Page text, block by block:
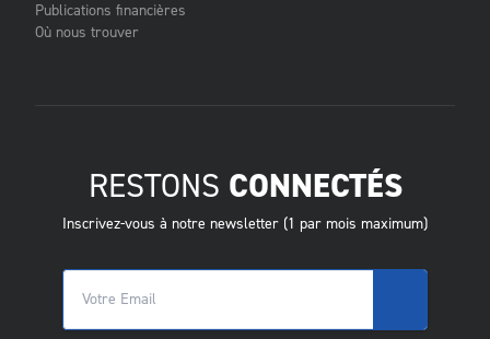
Publications financières
Où nous trouver
RESTONS CONNECTÉS
Inscrivez-vous à notre newsletter (1 par mois maximum)